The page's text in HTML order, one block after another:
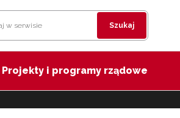
Szukaj
Projekty i programy rządowe